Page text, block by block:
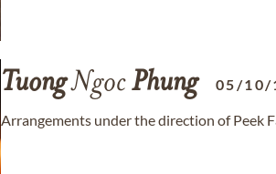
TuongNgocPhung 05/10/
Arrangements under the direction of Peek